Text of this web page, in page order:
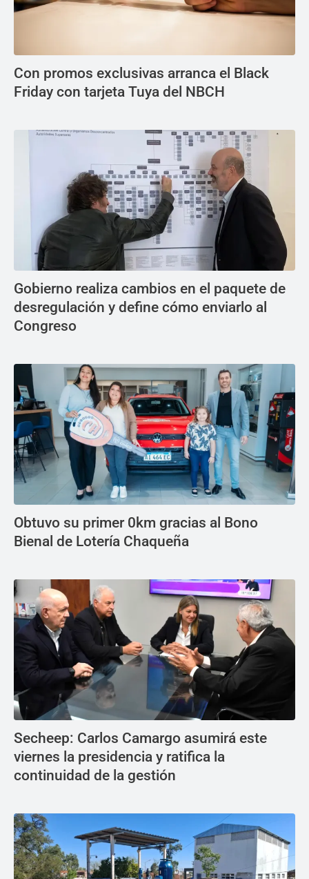
Con promos exclusivas arranca el Black
Friday con tarjeta Tuya del NBCH
Gobierno realiza cambios en el paquete de
desregulación y define cómo enviarlo al
Congreso
Obtuvo su primer 0km gracias al Bono
Bienal de Lotería Chaqueña
Secheep: Carlos Camargo asumirá este
viernes la presidencia y ratifica la
continuidad de la gestión